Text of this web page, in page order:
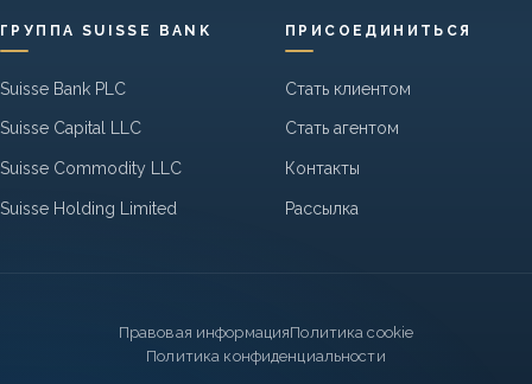
ГРУППА SUISSE BANK
Suisse Bank PLC
Suisse Capital LLC
Suisse Commodity LLC
Suisse Holding Limited
ПРИСОЕДИНИТЬСЯ
Стать клиентом
Стать агентом
Контакты
Рассылка
Правовая информацияПолитика cookie
Политика конфиденциальности